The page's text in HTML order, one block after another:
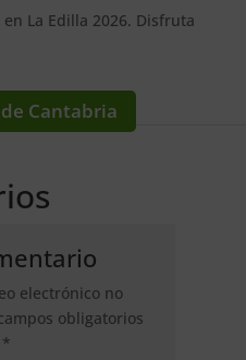
La Edilla 2026. Disfruta
Cantabria
electrónico no
obligatorios
*